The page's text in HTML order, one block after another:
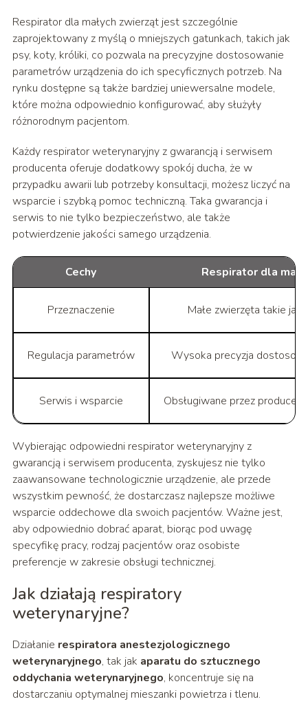
Respirator dla małych zwierząt jest szczególnie
zaprojektowany z myślą o mniejszych gatunkach, takich jak
psy, koty, króliki, co pozwala na precyzyjne dostosowanie
parametrów urządzenia do ich specyficznych potrzeb. Na
rynku dostępne są także bardziej uniewersalne modele,
które można odpowiednio konfigurować, aby służyły
różnorodnym pacjentom.
Każdy respirator weterynaryjny z gwarancją i serwisem
producenta oferuje dodatkowy spokój ducha, że w
przypadku awarii lub potrzeby konsultacji, możesz liczyć na
wsparcie i szybką pomoc techniczną. Taka gwarancja i
serwis to nie tylko bezpieczeństwo, ale także
potwierdzenie jakości samego urządzenia.
Cechy Respirator dla
Przeznaczenie Małe zwierzęta takie jak
Regulacja parametrów Wysoka precyzja
Serwis i wsparcie Obsługiwane przez
Wybierając odpowiedni respirator weterynaryjny z
gwarancją i serwisem producenta, zyskujesz nie tylko
zaawansowane technologicznie urządzenie, ale przede
wszystkim pewność, że dostarczasz najlepsze możliwe
wsparcie oddechowe dla swoich pacjentów. Ważne jest,
aby odpowiednio dobrać aparat, biorąc pod uwagę
specyfikę pracy, rodzaj pacjentów oraz osobiste
preferencje w zakresie obsługi technicznej.
Jak działają respiratory
weterynaryjne?
Działanie respiratora anestezjologicznego
weterynaryjnego, tak jak aparatu do sztucznego
oddychania weterynaryjnego, koncentruje się na
dostarczaniu optymalnej mieszanki powietrza i tlenu.